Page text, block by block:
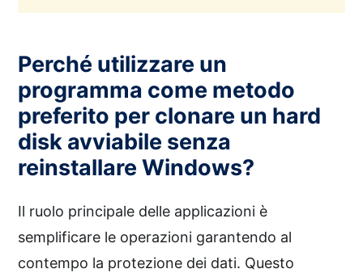
Perché utilizzare un
programma come metodo
preferito per clonare un hard
disk avviabile senza
reinstallare Windows?
Il ruolo principale delle applicazioni è
semplificare le operazioni garantendo al
contempo la protezione dei dati. Questo